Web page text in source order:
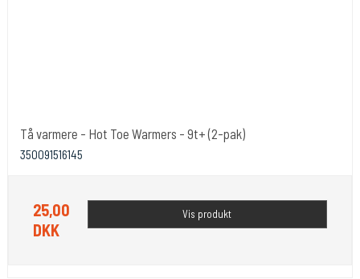
Tå varmere - Hot Toe Warmers - 9t+ (2-pak)
350091516145
25,00
DKK
Vis produkt